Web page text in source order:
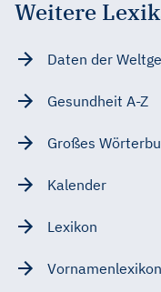
Weitere
Daten der
Gesundheit A-Z
Großes
Kalender
Lexikon
Vornamenlexikon